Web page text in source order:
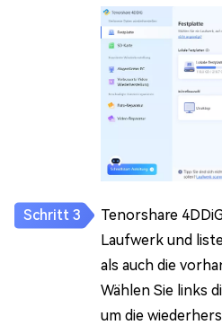
Tenorshare
Laufwerk und
als auch die
Wählen Sie links
um die